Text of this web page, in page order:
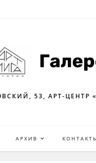
53, АРТ-ЦЕНТР
АРХИВ